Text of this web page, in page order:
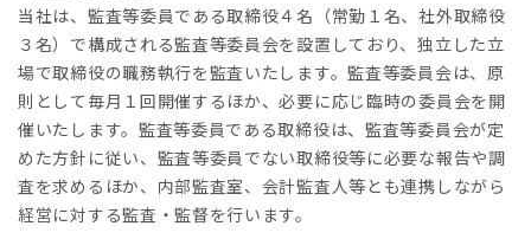
当社は、監査等委員である取締役４名（常勤１名、社外取締役
３名）で構成される監査等委員会を設置しており、独立した立
場で取締役の職務執行を監査いたします。監査等委員会は、原
則として毎月１回開催するほか、必要に応じ臨時の委員会を開
催いたします。監査等委員である取締役は、監査等委員会が定
めた方針に従い、監査等委員でない取締役等に必要な報告や調
査を求めるほか、内部監査室、会計監査人等とも連携しながら
経営に対する監査・監督を行います。